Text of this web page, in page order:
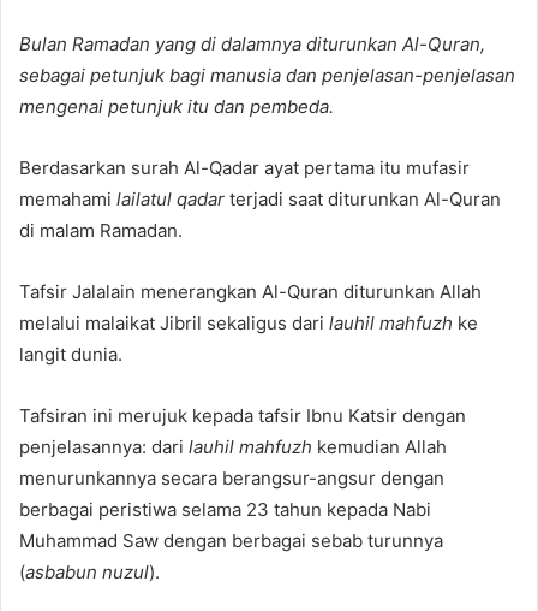
Bulan Ramadan yang di dalamnya diturunkan Al-Quran,
sebagai petunjuk bagi manusia dan penjelasan-penjelasan
mengenai petunjuk itu dan pembeda.
Berdasarkan surah Al-Qadar ayat pertama itu mufasir
memahami lailatul qadar terjadi saat diturunkan Al-Quran
di malam Ramadan.
Tafsir Jalalain menerangkan Al-Quran diturunkan Allah
melalui malaikat Jibril sekaligus dari lauhil mahfuzh ke
langit dunia.
Tafsiran ini merujuk kepada tafsir Ibnu Katsir dengan
penjelasannya: dari lauhil mahfuzh kemudian Allah
menurunkannya secara berangsur-angsur dengan
berbagai peristiwa selama 23 tahun kepada Nabi
Muhammad Saw dengan berbagai sebab turunnya
(asbabun nuzul).